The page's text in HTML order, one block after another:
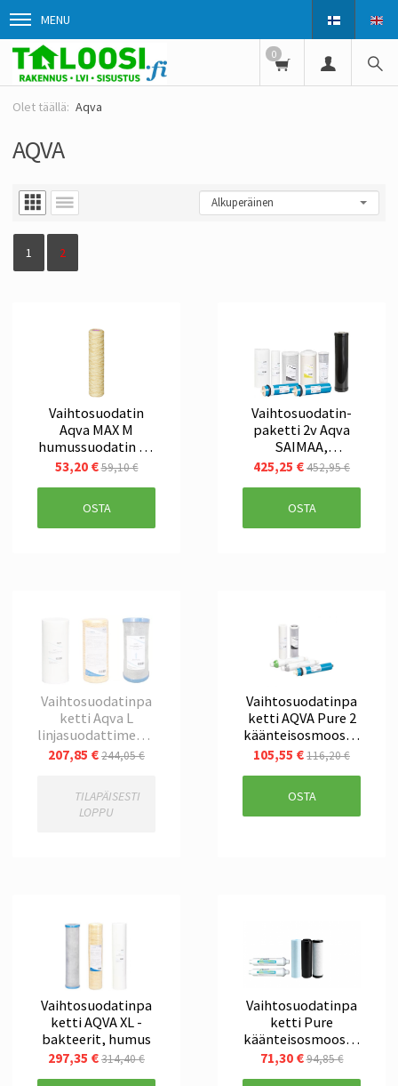
MENU
0
Aqva
AQVA
1 2
Vaihtosuodatin
Aqva MAX M
humussuodatin M-
koon myös rauta,
53,20 €59,10 €
OSTA
Vaihtosuodatin-
paketti 2v Aqva
SAIMAA,
kokonaisuuteen,
425,25 €452,95 €
OSTA
Vaihtosuodatinpa
ketti Aqva L
linjasuodattimeen,
bakteerit-humus
207,85 €244,05 €
TILAPÄISESTI
LOPPU
Vaihtosuodatinpa
ketti AQVA Pure 2
käänteisosmoosila
itteeseen, 1-2v
105,55 €116,20 €
OSTA
Vaihtosuodatinpa
ketti AQVA XL -
bakteerit, humus
297,35 €314,40 €
Vaihtosuodatinpa
ketti Pure
käänteisosmoosila
itteeseen
71,30 €94,85 €